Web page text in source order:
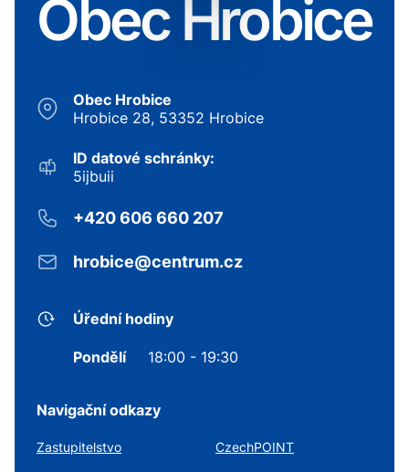
Obec Hrobice
Obec Hrobice
Hrobice 28, 53352 Hrobice
ID datové schránky:
5ijbuii
+420 606 660 207
hrobice@centrum.cz
Úřední hodiny
Pondělí 18:00 - 19:30
Navigační odkazy
Zastupitelstvo CzechPOINT